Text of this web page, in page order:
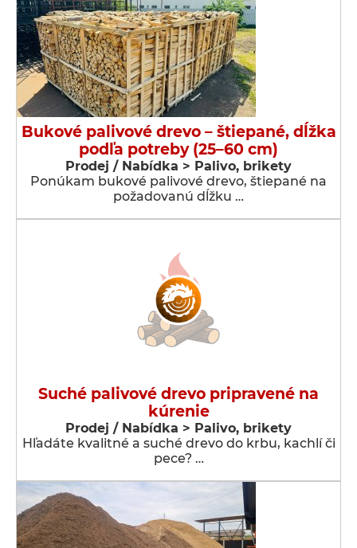
Bukové palivové drevo – štiepané, dĺžka
podľa potreby (25–60 cm)
Prodej / Nabídka > Palivo, brikety
Ponúkam bukové palivové drevo, štiepané na
požadovanú dĺžku …
Suché palivové drevo pripravené na
kúrenie
Prodej / Nabídka > Palivo, brikety
Hľadáte kvalitné a suché drevo do krbu, kachlí či
pece? …